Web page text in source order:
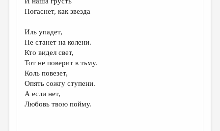
КНИЖНАЯ ПОЛКА
СТРАНИЦЫ ПАМЯТИ
ОБЪЯВЛЕНИЯ
КОЛОНКА РЕДАКТОРА
РЕДКОЛЛЕГИЯ
Погаснет, как звезда
Иль упадет,
Не станет на колени.
Кто видел свет,
Тот не поверит в тьму.
Коль повезет,
Опять сожгу ступени.
А если нет,
Любовь твою пойму.